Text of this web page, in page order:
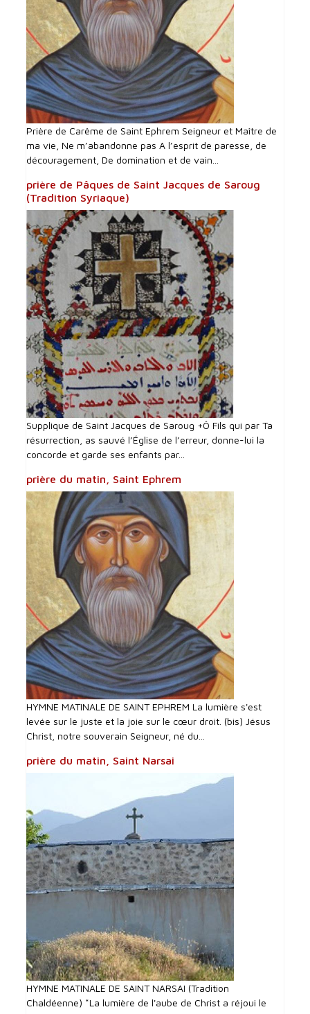
Prière de Carême de Saint Ephrem Seigneur et Maître de
ma vie, Ne m’abandonne pas A l’esprit de paresse, de
découragement, De domination et de vain...
prière de Pâques de Saint Jacques de Saroug
(Tradition Syriaque)
Supplique de Saint Jacques de Saroug +Ô Fils qui par Ta
résurrection, as sauvé l’Église de l’erreur, donne-lui la
concorde et garde ses enfants par...
prière du matin, Saint Ephrem
HYMNE MATINALE DE SAINT EPHREM La lumière s'est
levée sur le juste et la joie sur le cœur droit. (bis) Jésus
Christ, notre souverain Seigneur, né du...
prière du matin, Saint Narsai
HYMNE MATINALE DE SAINT NARSAI (Tradition
Chaldéenne) *La lumière de l'aube de Christ a réjoui le